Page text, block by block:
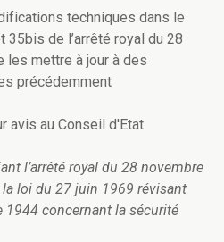
techniques dans le
de l’arrêté royal du 28
les mettre à jour à des
précédemment
avis au Conseil d'Etat.
l’arrêté royal du 28 novembre
loi du 27 juin 1969 révisant
1944 concernant la sécurité